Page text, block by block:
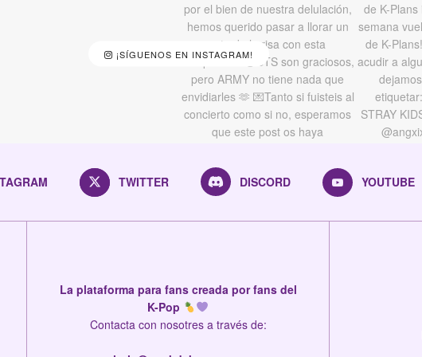
¡SÍGUENOS EN INSTAGRAM!
TWITTER DISCORD YOUTUBE
La plataforma para fans creada por fans del
K-Pop
Contacta con nosotres a través de: